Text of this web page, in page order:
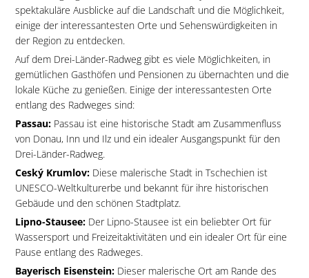
spektakuläre Ausblicke auf die Landschaft und die Möglichkeit,
einige der interessantesten Orte und Sehenswürdigkeiten in
der Region zu entdecken.
Auf dem Drei-Länder-Radweg gibt es viele Möglichkeiten, in
gemütlichen Gasthöfen und Pensionen zu übernachten und die
lokale Küche zu genießen. Einige der interessantesten Orte
entlang des Radweges sind:
Passau:Passau ist eine historische Stadt am Zusammenfluss
von Donau, Inn und Ilz und ein idealer Ausgangspunkt für den
Drei-Länder-Radweg.
Ceský Krumlov: Diese malerische Stadt in Tschechien ist
UNESCO-Weltkulturerbe und bekannt für ihre historischen
Gebäude und den schönen Stadtplatz.
Lipno-Stausee: Der Lipno-Stausee ist ein beliebter Ort für
Wassersport und Freizeitaktivitäten und ein idealer Ort für eine
Pause entlang des Radweges.
Bayerisch Eisenstein: Dieser malerische Ort am Rande des